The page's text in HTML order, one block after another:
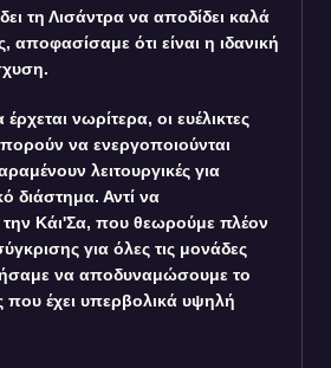
τη Λισάντρα να αποδίδει καλά
αποφασίσαμε ότι είναι η ιδανική
νωρίτερα, οι ευέλικτες
να ενεργοποιούνται
λειτουργικές για
διάστημα. Αντί να
Κάι'Σα, που θεωρούμε πλέον
για όλες τις μονάδες
να αποδυναμώσουμε το
που έχει υπερβολικά υψηλή